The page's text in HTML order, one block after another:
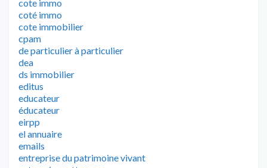
cote immo
coté immo
cote immobilier
cpam
de particulier à particulier
dea
ds immobilier
editus
educateur
éducateur
eirpp
el annuaire
emails
entreprise du patrimoine vivant